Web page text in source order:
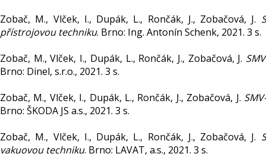
Zobač, M., Vlček, I., Dupák, L., Rončák, J., Zobačová, J.
přístrojovou techniku. Brno: Ing. Antonín Schenk, 2021. 3 s.
Zobač, M., Vlček, I., Dupák, L., Rončák, J., Zobačová, J.
Brno: Dinel, s.r.o., 2021. 3 s.
Zobač, M., Vlček, I., Dupák, L., Rončák, J., Zobačová, J.
Brno: ŠKODA JS a.s., 2021. 3 s.
Zobač, M., Vlček, I., Dupák, L., Rončák, J., Zobačová, J.
vakuovou techniku. Brno: LAVAT, a.s., 2021. 3 s.